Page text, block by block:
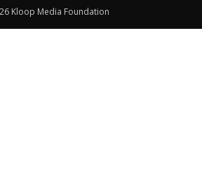
Kloop Media Foundation